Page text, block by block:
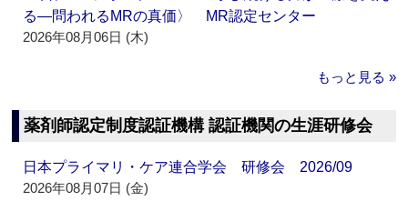
る―問われるMRの真価〉 MR認定センター
2026年08月06日 (木)
もっと見る »
薬剤師認定制度認証機構 認証機関の生涯研修会
日本プライマリ・ケア連合学会 研修会 2026/09
2026年08月07日 (金)